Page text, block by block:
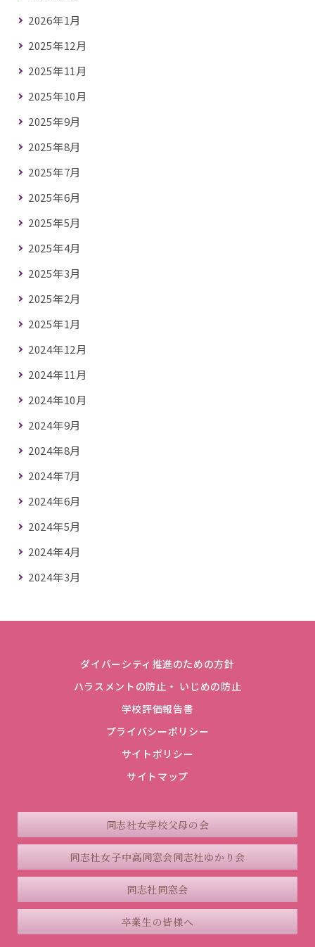
2026年1月
2025年12月
2025年11月
2025年10月
2025年9月
2025年8月
2025年7月
2025年6月
2025年5月
2025年4月
2025年3月
2025年2月
2025年1月
2024年12月
2024年11月
2024年10月
2024年9月
2024年8月
2024年7月
2024年6月
2024年5月
2024年4月
2024年3月
ダイバーシティ推進のための方針
ハラスメントの防止・ いじめの防止
学校評価報告書
プライバシーポリシー
サイトポリシー
サイトマップ
同志社女学校父母の会
同志社女子中高同窓会同志社ゆかり会
同志社同窓会
卒業生の皆様へ